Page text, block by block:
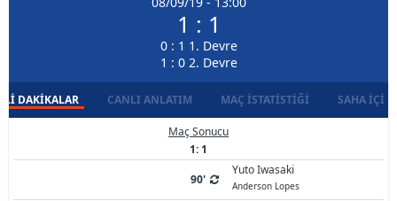
1 : 1
0 : 1 1. Devre
1 : 0 2. Devre
DAKIKALAR CANLI ANLATIM MAÇ İSTATISTIĞI SAHA İÇI
Maç Sonucu
1: 1
90'
Yuto Iwasaki
Anderson Lopes